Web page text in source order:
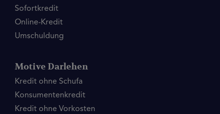
Sofortkredit
Online-Kredit
Umschuldung
Motive Darlehen
Kredit ohne Schufa
Konsumentenkredit
Kredit ohne Vorkosten